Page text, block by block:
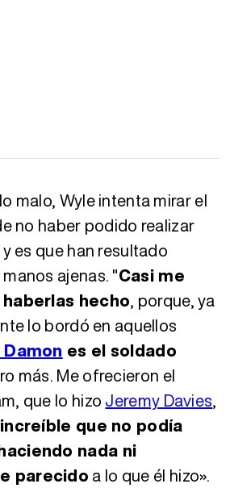
malo, Wyle intenta mirar el
no haber podido realizar
es que han resultado
ajenas. "Casi me
hecho, porque, ya
lo bordó en aquellos
es el soldado
más. Me ofrecieron el
que lo hizo Jeremy Davies,
que no podía
nada ni
parecido a lo que él hizo».